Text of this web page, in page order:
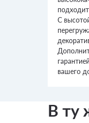
С
вашего
В ту